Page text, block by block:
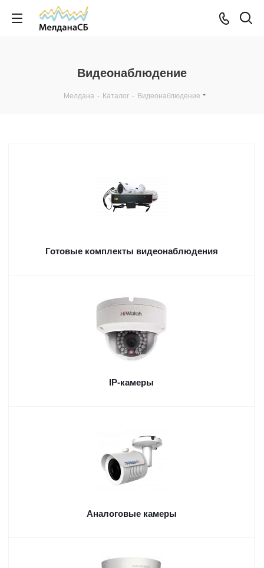
Видеонаблюдение
Мелдана - Каталог - Видеонаблюдение
Готовые комплекты видеонаблюдения
IP-камеры
Аналоговые камеры